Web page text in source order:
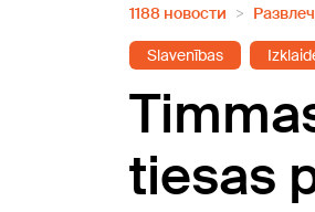
1188 новости
Slavenības
tiesas